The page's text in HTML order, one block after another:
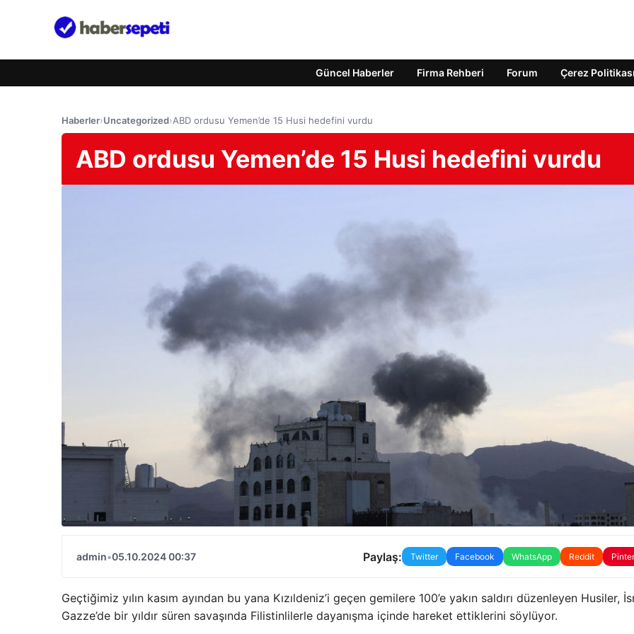
Güncel Haberler Firma Rehberi Forum Çerez Politikası
Haberler›Uncategorized›ABD ordusu Yemen’de 15 Husi hedefini vurdu
ABD ordusu Yemen’de 15 Husi hedefini vurdu
admin•05.10.2024 00:37 Paylaş: Twitter Facebook WhatsApp Reddit
Geçtiğimiz yılın kasım ayından bu yana Kızıldeniz’i geçen gemilere 100’e yakın saldırı düzenleyen Husiler,
Gazze’de bir yıldır süren savaşında Filistinlilerle dayanışma içinde hareket ettiklerini söylüyor.